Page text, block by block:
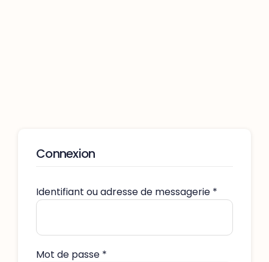
Connexion
Identifiant ou adresse de messagerie *
Mot de passe *